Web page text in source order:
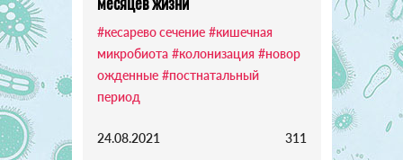
#кесарево сечение #кишечная
микробиота #колонизация #новор
ожденные #постнатальный
период
24.08.2021 311